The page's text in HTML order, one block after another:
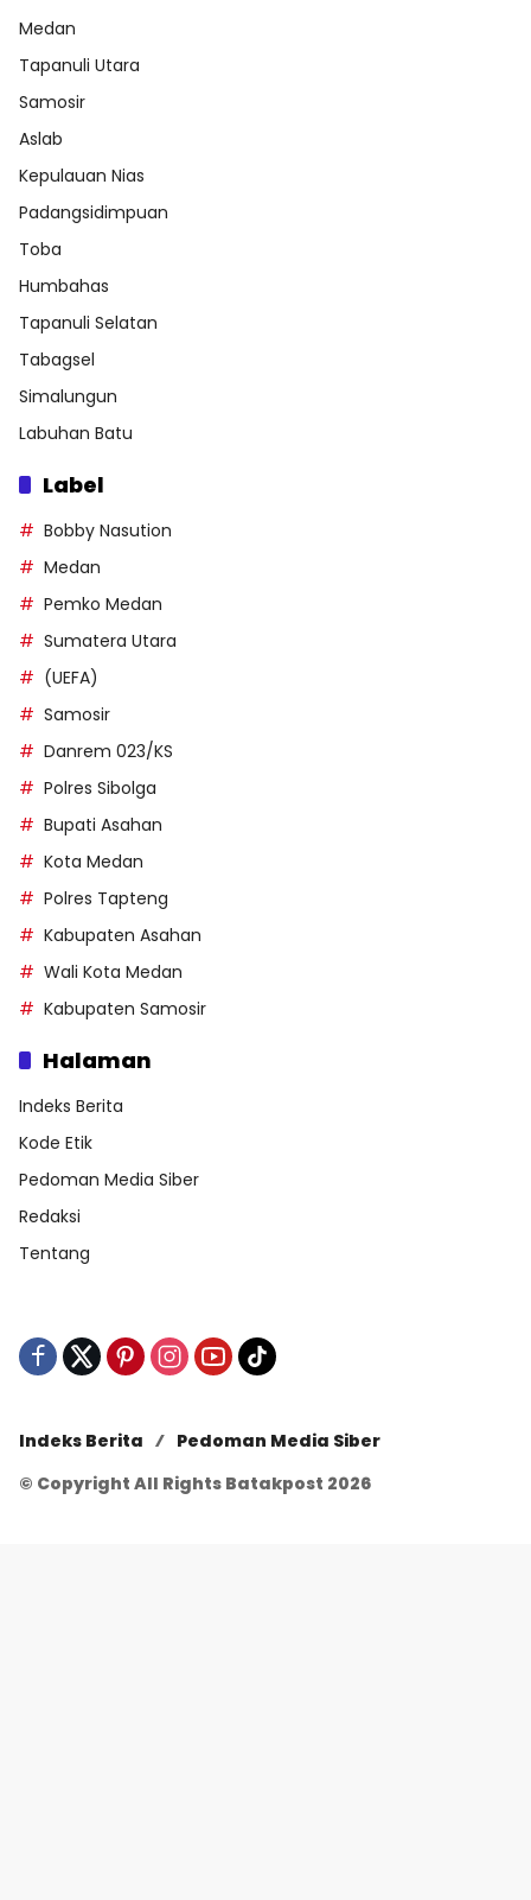
Medan
Tapanuli Utara
Samosir
Aslab
Kepulauan Nias
Padangsidimpuan
Toba
Humbahas
Tapanuli Selatan
Tabagsel
Simalungun
Labuhan Batu
Label
Bobby Nasution
Medan
Pemko Medan
Sumatera Utara
(UEFA)
Samosir
Danrem 023/KS
Polres Sibolga
Bupati Asahan
Kota Medan
Polres Tapteng
Kabupaten Asahan
Wali Kota Medan
Kabupaten Samosir
Halaman
Indeks Berita
Kode Etik
Pedoman Media Siber
Redaksi
Tentang
Indeks Berita
Pedoman Media Siber
© Copyright All Rights Batakpost 2026